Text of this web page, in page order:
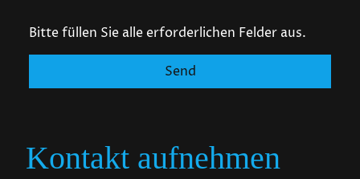
Bitte füllen Sie alle erforderlichen Felder aus.
Send
Kontakt aufnehmen